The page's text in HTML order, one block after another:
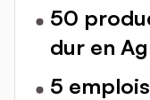
50
dur en
5